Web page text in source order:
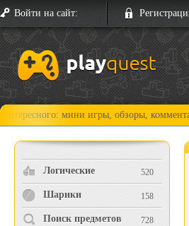
Войти на сайт:
мини игры, обзоры, комментарии,
Логические 520
Шарики 158
Поиск предметов 728